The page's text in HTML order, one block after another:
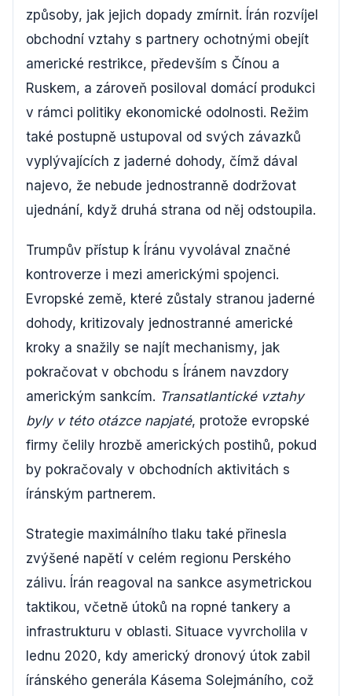
způsoby, jak jejich dopady zmírnit. Írán rozvíjel
obchodní vztahy s partnery ochotnými obejít
americké restrikce, především s Čínou a
Ruskem, a zároveň posiloval domácí produkci
v rámci politiky ekonomické odolnosti. Režim
také postupně ustupoval od svých závazků
vyplývajících z jaderné dohody, čímž dával
najevo, že nebude jednostranně dodržovat
ujednání, když druhá strana od něj odstoupila.
Trumpův přístup k Íránu vyvolával značné
kontroverze i mezi americkými spojenci.
Evropské země, které zůstaly stranou jaderné
dohody, kritizovaly jednostranné americké
kroky a snažily se najít mechanismy, jak
pokračovat v obchodu s Íránem navzdory
americkým sankcím. Transatlantické vztahy
byly v této otázce napjaté, protože evropské
firmy čelily hrozbě amerických postihů, pokud
by pokračovaly v obchodních aktivitách s
íránským partnerem.
Strategie maximálního tlaku také přinesla
zvýšené napětí v celém regionu Perského
zálivu. Írán reagoval na sankce asymetrickou
taktikou, včetně útoků na ropné tankery a
infrastrukturu v oblasti. Situace vyvrcholila v
lednu 2020, kdy americký dronový útok zabil
íránského generála Kásema Solejmáního, což